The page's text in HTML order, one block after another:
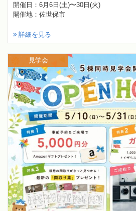
開催日：6月6日(土)〜30日(火)
開催地：佐世保市
詳細を見る
見学会